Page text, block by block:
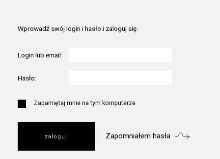
Wprowadź swój login i hasło i zaloguj się.
Login lub email:
Hasło:
Zapamiętaj mnie na tym komputerze
Zapomniałem hasła